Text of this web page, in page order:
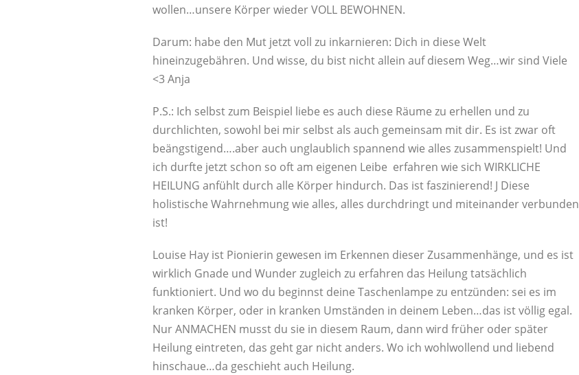
wollen…unsere Körper wieder VOLL BEWOHNEN.
Darum: habe den Mut jetzt voll zu inkarnieren: Dich in diese Welt
hineinzugebähren. Und wisse, du bist nicht allein auf diesem Weg…wir sind Viele
<3 Anja
P.S.: Ich selbst zum Beispiel liebe es auch diese Räume zu erhellen und zu
durchlichten, sowohl bei mir selbst als auch gemeinsam mit dir. Es ist zwar oft
beängstigend….aber auch unglaublich spannend wie alles zusammenspielt! Und
ich durfte jetzt schon so oft am eigenen Leibe erfahren wie sich WIRKLICHE
HEILUNG anfühlt durch alle Körper hindurch. Das ist faszinierend! J Diese
holistische Wahrnehmung wie alles, alles durchdringt und miteinander verbunden
ist!
Louise Hay ist Pionierin gewesen im Erkennen dieser Zusammenhänge, und es ist
wirklich Gnade und Wunder zugleich zu erfahren das Heilung tatsächlich
funktioniert. Und wo du beginnst deine Taschenlampe zu entzünden: sei es im
kranken Körper, oder in kranken Umständen in deinem Leben…das ist völlig egal.
Nur ANMACHEN musst du sie in diesem Raum, dann wird früher oder später
Heilung eintreten, das geht gar nicht anders. Wo ich wohlwollend und liebend
hinschaue…da geschieht auch Heilung.